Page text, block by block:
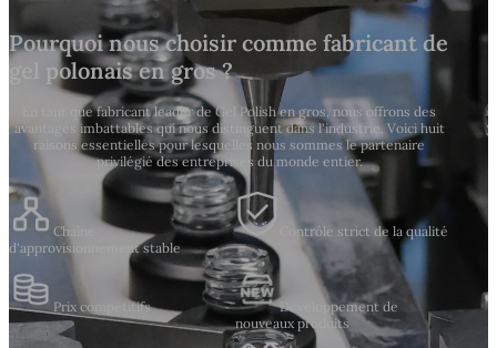
Pourquoi nous choisir comme fabricant de
gel polonais en gros ?
En tant que fabricant leader de Gel Polish en gros, nous offrons des
avantages imbattables qui nous distinguent dans l'industrie. Voici huit
raisons essentielles pour lesquelles nous sommes le partenaire
privilégié des entreprises du monde entier.
Chaîne
d'approvisionnement stable
Contrôle strict de la qualité
Prix compétitifs
Développement de
nouveaux produits